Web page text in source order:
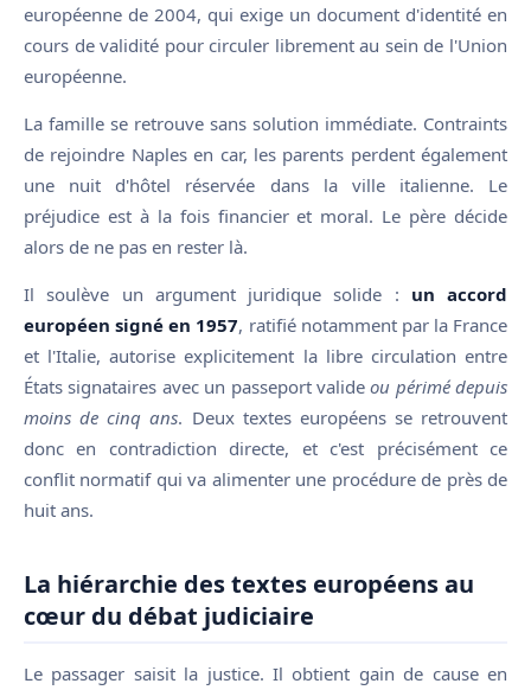
européenne de 2004, qui exige un document d'identité en
cours de validité pour circuler librement au sein de l'Union
européenne.
La famille se retrouve sans solution immédiate. Contraints
de rejoindre Naples en car, les parents perdent également
une nuit d'hôtel réservée dans la ville italienne. Le
préjudice est à la fois financier et moral. Le père décide
alors de ne pas en rester là.
Il soulève un argument juridique solide : un accord
européen signé en 1957, ratifié notamment par la France
et l'Italie, autorise explicitement la libre circulation entre
États signataires avec un passeport valideou périmé depuis
moins de cinq ans. Deux textes européens se retrouvent
donc en contradiction directe, et c'est précisément ce
conflit normatif qui va alimenter une procédure de près de
huit ans.
La hiérarchie des textes européens au
cœur du débat judiciaire
Le passager saisit la justice. Il obtient gain de cause en